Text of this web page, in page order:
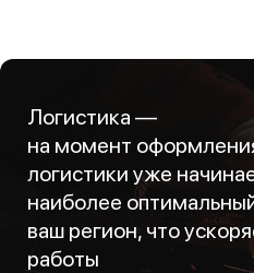
Логистика —
на момент
логистики уже
наиболее
ваш регион, что
работы